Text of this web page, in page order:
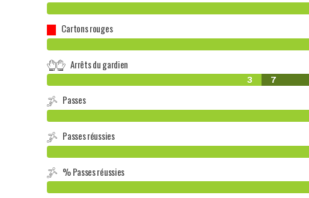
Cartons rouges
Arrêts du gardien
3 7
Passes
Passes réussies
% Passes réussies